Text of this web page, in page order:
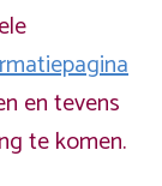
en tevens
te komen.